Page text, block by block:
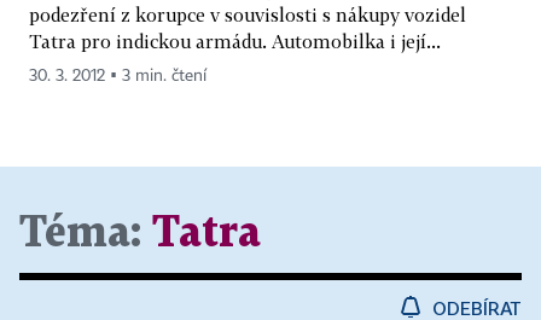
podezření z korupce v souvislosti s nákupy vozidel
Tatra pro indickou armádu. Automobilka i její...
30. 3. 2012 ▪ 3 min. čtení
Téma: Tatra
ODEBÍRAT